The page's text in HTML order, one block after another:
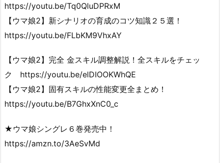
https://youtu.be/Tq0QluDPRxM
【ウマ娘2】新シナリオの育成のコツ知識２５選！
https://youtu.be/FLbKM9VhxAY
【ウマ娘2】完全 金スキル調整解説！全スキルをチェッ
ク https://youtu.be/elDIOOKWhQE
【ウマ娘2】固有スキルの性能変更全まとめ！
https://youtu.be/B7GhxXnC0_c
★ウマ娘シングレ６巻発売中！
https://amzn.to/3AeSvMd